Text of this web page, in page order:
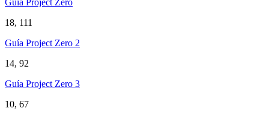
18, 111
Guía Project Zero 2
14, 92
Guía Project Zero 3
10, 67